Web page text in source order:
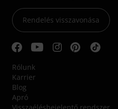
Rendelés visszavonása
Rólunk
Karrier
Blog
Apró